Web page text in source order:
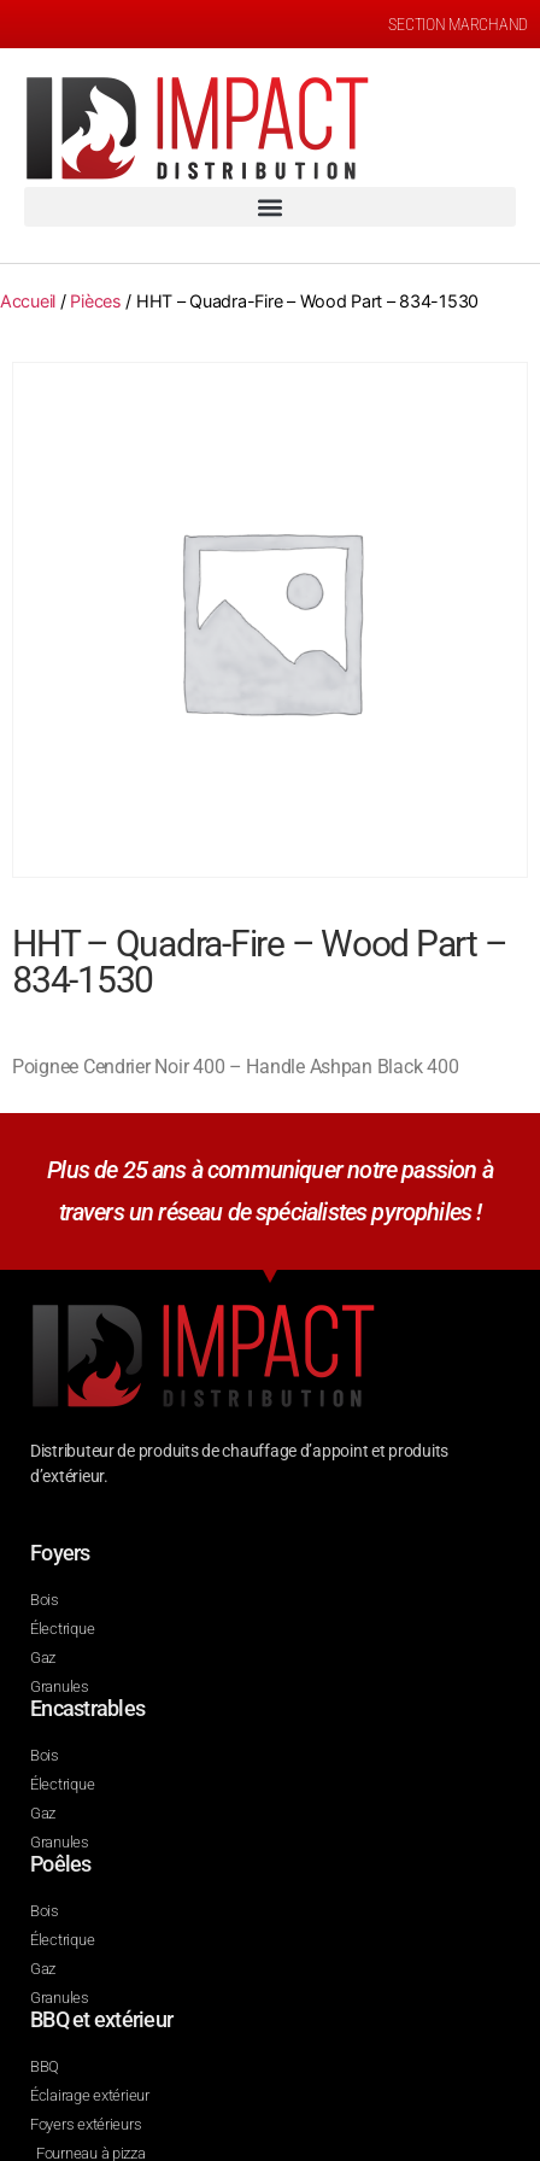
SECTION MARCHAND
Accueil / Pièces / HHT – Quadra-Fire – Wood Part – 834-1530
HHT – Quadra-Fire – Wood Part –
834-1530
Poignee Cendrier Noir 400 – Handle Ashpan Black 400
Plus de 25 ans à communiquer notre passion à
travers un réseau de spécialistes pyrophiles !
Distributeur de produits de chauffage d’appoint et produits
d’extérieur.
Foyers
Bois
Électrique
Gaz
Granules
Encastrables
Bois
Électrique
Gaz
Granules
Poêles
Bois
Électrique
Gaz
Granules
BBQ et extérieur
BBQ
Éclairage extérieur
Foyers extérieurs
Fourneau à pizza